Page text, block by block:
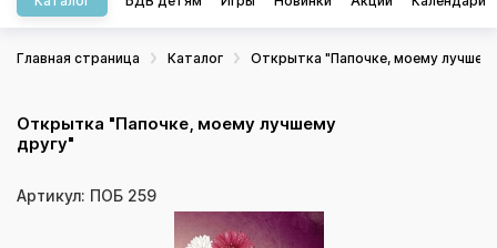
Главная страница Каталог Открытка "Папочке, моему
Открытка "Папочке, моему лучшему
другу"
Артикул: ПОБ 259